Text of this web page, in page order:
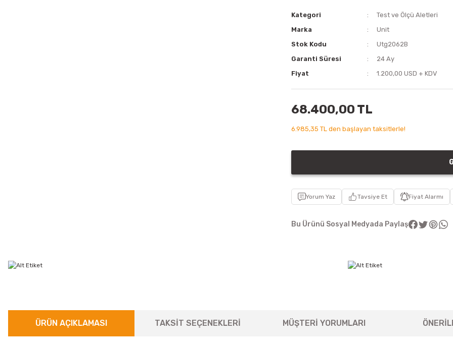
Kategori
Test ve Ölçü Aletleri
Marka
Unit
Stok Kodu
Utg2062B
Garanti Süresi
24 Ay
Fiyat
1.200,00 USD + KDV
68.400,00 TL
6.985,35 TL den başlayan taksitlerle!
Yorum Yaz Tavsiye Et Fiyat Alarmı
Bu Ürünü Sosyal Medyada Paylaş
ÜRÜN AÇIKLAMASI TAKSİT SEÇENEKLERİ MÜŞTERİ YORUMLARI